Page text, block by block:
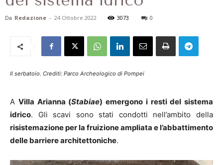
Da Redazione - 24 Ottobre 2022 3073 0
Il serbatoio. Crediti: Parco Archeologico di Pompei
A Villa Arianna (Stabiae) emergono i resti del sistema
idrico. Gli scavi sono stati condotti nell’ambito della
risistemazione per la fruizione ampliata e l’abbattimento
delle barriere architettoniche.